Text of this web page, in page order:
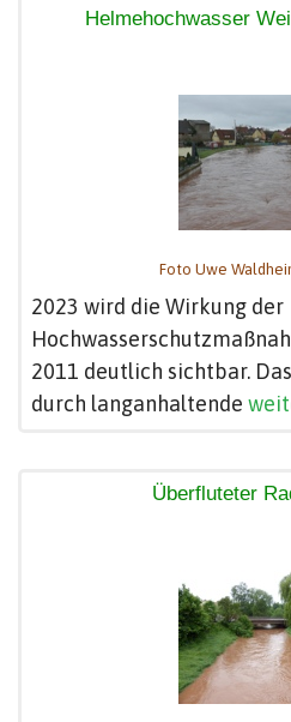
Helmehochwasser
Foto Uwe
2023 wird die Wirkung der
2011 deutlich sichtbar.
durch langanhaltende
Überfluteter